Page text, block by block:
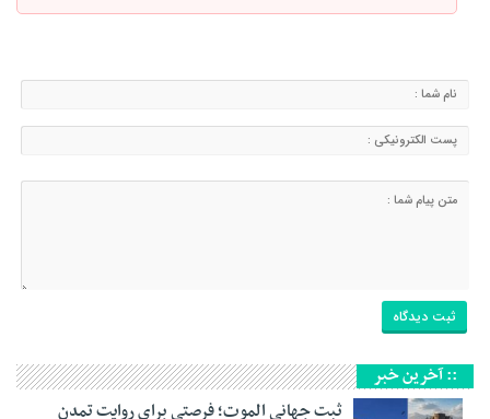
:: آخرین خبر
ثبت جهانی الموت؛ فرصتی برای روایت تمدن